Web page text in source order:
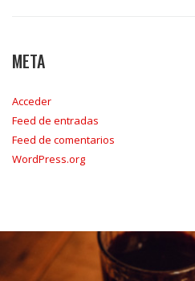
META
Acceder
Feed de entradas
Feed de comentarios
WordPress.org